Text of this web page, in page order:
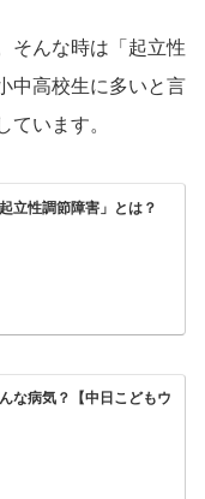
そんな時は「起立性
中高校生に多いと言
ています。
立性調節障害」とは？
な病気？【中日こどもウ